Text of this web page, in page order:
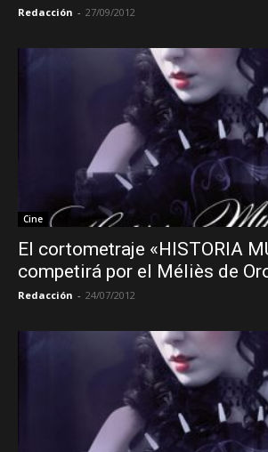
Redacción - 27/09/2012
Cine
El cortometraje «HISTORIA
competirá por el Méliès de
Redacción - 24/07/2012